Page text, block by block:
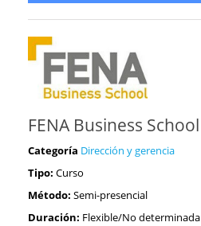
FENA Business School
Categoría Dirección y gerencia
Tipo: Curso
Método: Semi-presencial
Duración: Flexible/No determinada